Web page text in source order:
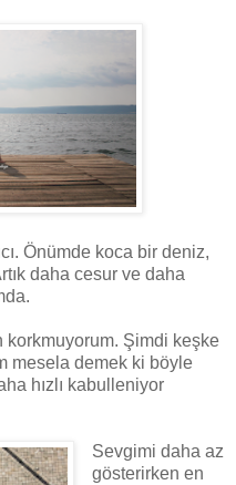
Önümde koca bir deniz,
daha cesur ve daha
korkmuyorum. Şimdi keşke
mesela demek ki böyle
hızlı kabulleniyor
Sevgimi daha az
gösterirken en